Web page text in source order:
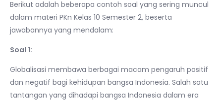
Berikut adalah beberapa contoh soal yang sering muncul
dalam materi PKn Kelas 10 Semester 2, beserta
jawabannya yang mendalam:
Soal 1:
Globalisasi membawa berbagai macam pengaruh positif
dan negatif bagi kehidupan bangsa Indonesia. Salah satu
tantangan yang dihadapi bangsa Indonesia dalam era